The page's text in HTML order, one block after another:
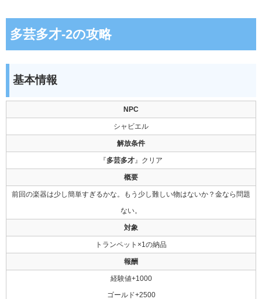
多芸多才-2の攻略
基本情報
NPC
シャビエル
解放条件
『多芸多才 』クリア
概要
前回の楽器は少し簡単すぎるかな。もう少し難しい物はないか？金なら問題
ない。
対象
トランペット×1の納品
報酬
経験値+1000
ゴールド+2500